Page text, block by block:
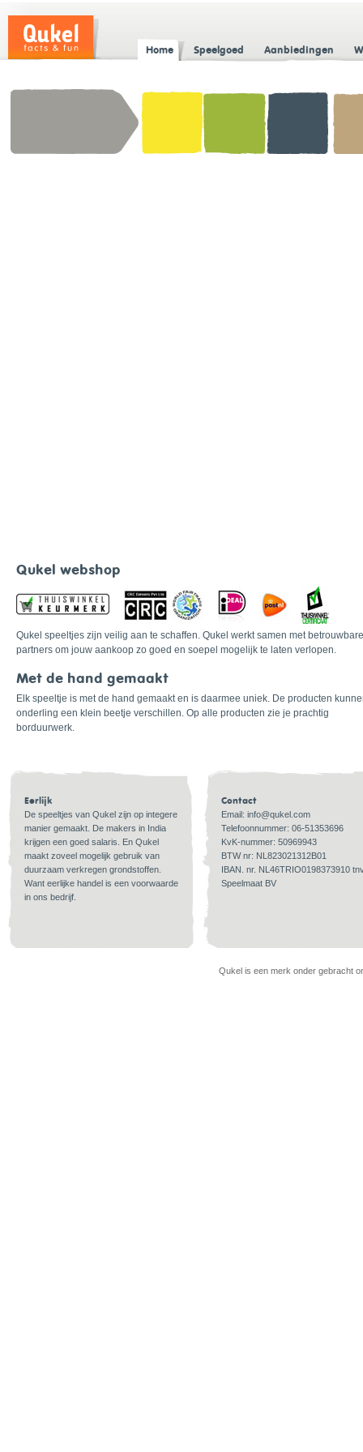
Home Speelgoed Aanbiedingen
Qukel webshop
Qukel speeltjes zijn veilig aan te schaffen. Qukel werkt samen met betrouwbare
partners om jouw aankoop zo goed en soepel mogelijk te laten verlopen.
Met de hand gemaakt
Elk speeltje is met de hand gemaakt en is daarmee uniek. De producten
onderling een klein beetje verschillen. Op alle producten zie je prachtig
borduurwerk.
Eerlijk
De speeltjes van Qukel zijn op integere
manier gemaakt. De makers in India
krijgen een goed salaris. En Qukel
maakt zoveel mogelijk gebruik van
duurzaam verkregen grondstoffen.
Want eerlijke handel is een voorwaarde
in ons bedrijf.
Contact
Email: info@qukel.com
Telefoonnummer: 06-51353696
KvK-nummer: 50969943
BTW nr: NL823021312B01
IBAN. nr. NL46TRIO0198373910
Speelmaat BV
Qukel is een merk onder gebracht